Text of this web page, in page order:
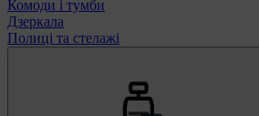
Комоди і тумби
Дзеркала
Полиці та стелажі